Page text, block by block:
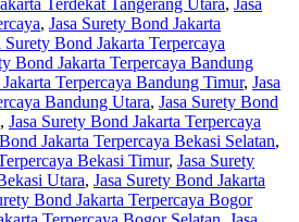
, Jasa Surety Bond Jakarta
Surety Bond Jakarta Terpercaya
Bond Jakarta Terpercaya Bandung
Terpercaya Bandung Timur, Jasa
Bandung Utara, Jasa Surety Bond
, Jasa Surety Bond Jakarta Terpercaya
Jakarta Terpercaya Bekasi Selatan,
Bekasi Timur, Jasa Surety
Utara, Jasa Surety Bond Jakarta
Bond Jakarta Terpercaya Bogor